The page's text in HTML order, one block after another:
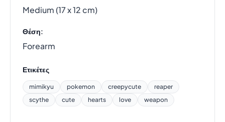
Medium (17 x 12 cm)
Θέση:
Forearm
Ετικέτες
mimikyu pokemon creepycute
reaper
scythe
cute hearts love weapon